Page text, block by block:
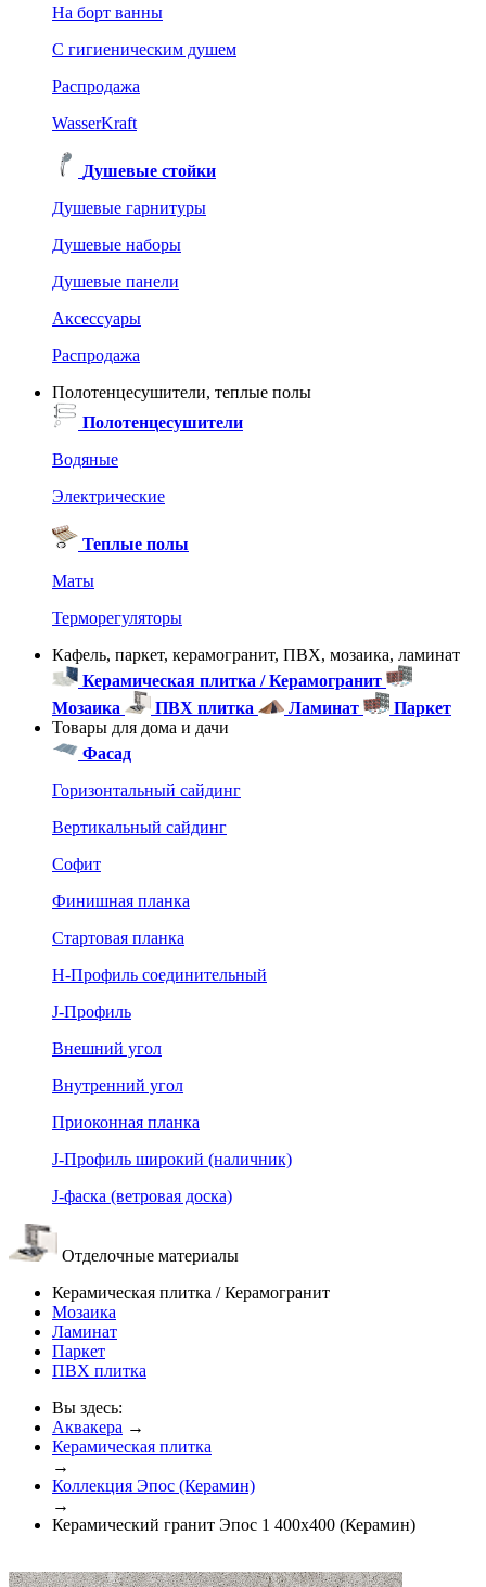
На борт ванны
C гигиеническим душем
Распродажа
WasserKraft
Душевые стойки
Душевые гарнитуры
Душевые наборы
Душевые панели
Аксессуары
Распродажа
Полотенцесушители, теплые полы
Полотенцесушители
Водяные
Электрические
Теплые полы
Маты
Терморегуляторы
Кафель, паркет, керамогранит, ПВХ, мозаика, ламинат
Керамическая плитка / Керамогранит
Мозаика
ПВХ плитка Ламинат
Паркет
Товары для дома и дачи
Фасад
Горизонтальный сайдинг
Вертикальный сайдинг
Софит
Финишная планка
Стартовая планка
Н-Профиль соединительный
J-Профиль
Внешний угол
Внутренний угол
Приоконная планка
J-Профиль широкий (наличник)
J-фаска (ветровая доска)
Отделочные материалы
Керамическая плитка / Керамогранит
Мозаика
Ламинат
Паркет
ПВХ плитка
Вы здесь:
Аквакера →
Керамическая плитка
→
Коллекция Эпос (Керамин)
→
Керамический гранит Эпос 1 400х400 (Керамин)